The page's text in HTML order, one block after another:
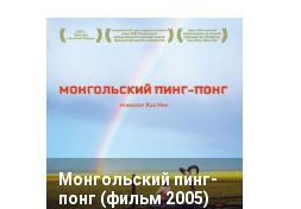
Монгольский пинг-
понг (фильм 2005)